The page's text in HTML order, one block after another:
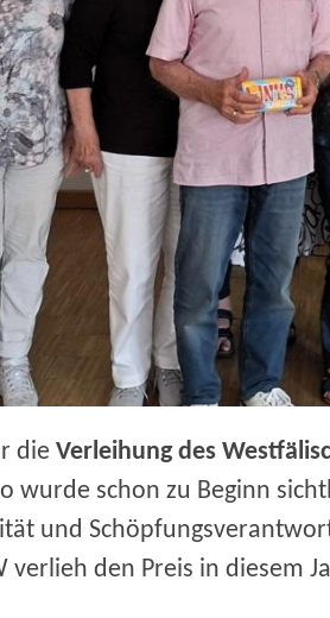
dieVerleihung des
wurde schon zu Beginn
und
verlieh den Preis in diesem